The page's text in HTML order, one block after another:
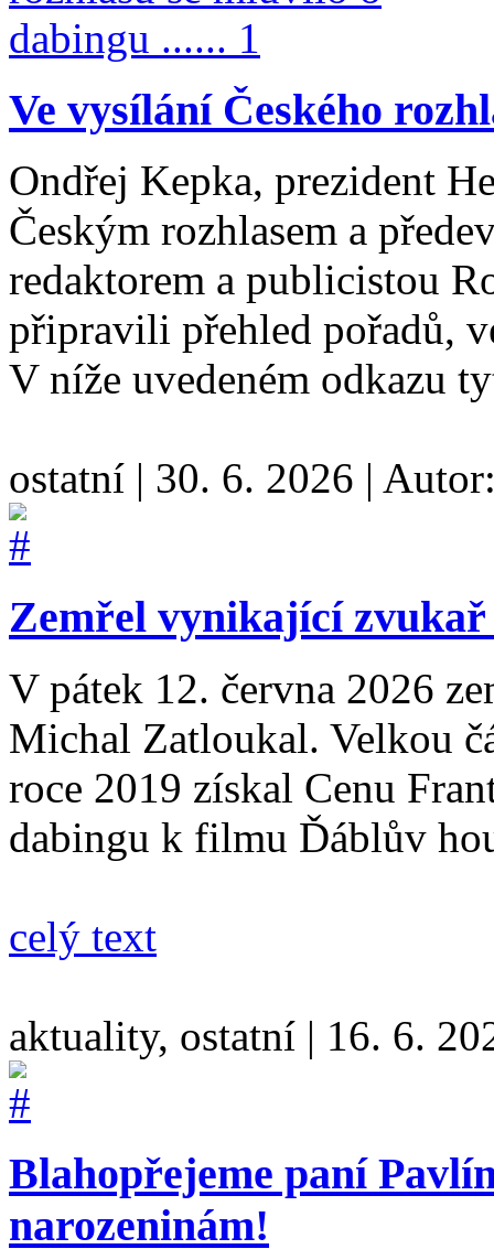
Ve vysílání Českého
Ondřej Kepka, prezident
Českým rozhlasem a
redaktorem a publicistou
připravili přehled pořadů,
V níže uvedeném odkazu
ostatní | 30. 6. 2026 |
Zemřel vynikající
V pátek 12. června 2026
Michal Zatloukal. Velkou
roce 2019 získal Cenu
dabingu k filmu Ďáblův
celý text
aktuality, ostatní | 16. 6.
Blahopřejeme paní
narozeninám!